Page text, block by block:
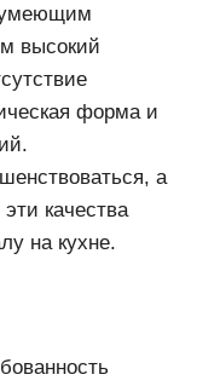
умеющим
высокий
форма и
а
качества
на кухне.